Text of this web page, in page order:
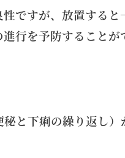
ですが、放置すると
行を予防することが
と下痢の繰り返し）